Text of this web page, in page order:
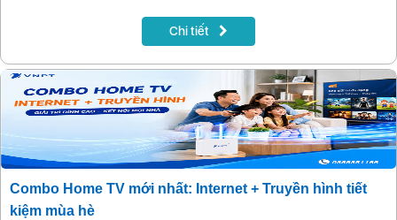
của VNPT là lựa chọn khiến tôi thấy yên tâm hơn nhờ vừa có tốc độ
mạng mạnh, vừa tích hợp camera lưu trữ Cloud tiện lợi cho cả gia
Chi tiết
Combo Home TV mới nhất: Internet + Truyền hình tiết
kiệm mùa hè